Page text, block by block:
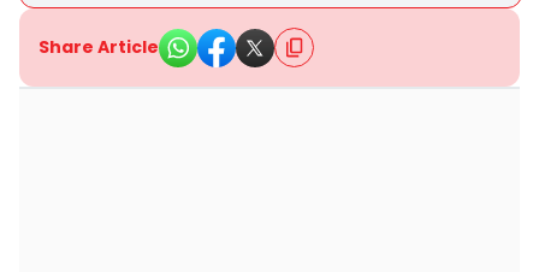
Share Article